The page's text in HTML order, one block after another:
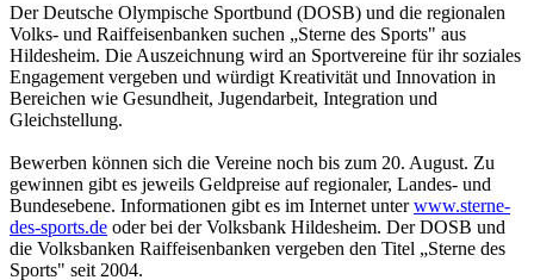
Der Deutsche Olympische Sportbund (DOSB) und die regionalen
Volks- und Raiffeisenbanken suchen „Sterne des Sports" aus
Hildesheim. Die Auszeichnung wird an Sportvereine für ihr soziales
Engagement vergeben und würdigt Kreativität und Innovation in
Bereichen wie Gesundheit, Jugendarbeit, Integration und
Gleichstellung.
Bewerben können sich die Vereine noch bis zum 20. August. Zu
gewinnen gibt es jeweils Geldpreise auf regionaler, Landes- und
Bundesebene. Informationen gibt es im Internet unterwww.sterne-
des-sports.de oder bei der Volksbank Hildesheim. Der DOSB und
die Volksbanken Raiffeisenbanken vergeben den Titel „Sterne des
Sports" seit 2004.